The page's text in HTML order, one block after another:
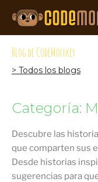
Blog de CodeMonkey
> Todos los blogs
Categoría:
Descubre las
que comparten sus
Desde historias
sugerencias para